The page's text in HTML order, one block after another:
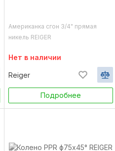
Американка сгон 3/4" прямая
никель REIGER
Нет в наличии
Reiger
Подробнее